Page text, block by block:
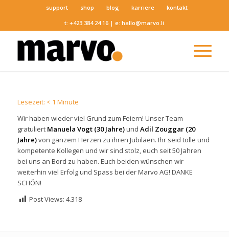
support shop blog karriere
kontakt
t:+423 384 24 16 | e:hallo@marvo.li
Lesezeit: < 1 Minute
Wir haben wieder viel Grund zum Feiern! Unser Team
gratuliert Manuela Vogt (30 Jahre)und Adil Zouggar (20
Jahre)von ganzem Herzen zu ihren Jubiläen. Ihr seid tolle und
kompetente Kollegen und wir sind stolz, euch seit 50 Jahren
bei uns an Bord zu haben. Euch beiden wünschen wir
weiterhin viel Erfolg und Spass bei der Marvo AG! DANKE
SCHÖN!
Post Views: 4.318